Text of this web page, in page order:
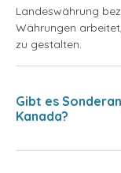
Landeswährung
Währungen
zu gestalten.
Gibt es
Kanada?